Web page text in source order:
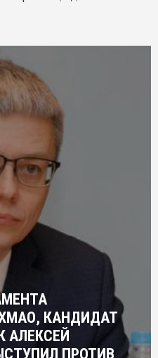
КАНДИДАТ
АЛЕКСЕЙ
ПРОТИВ